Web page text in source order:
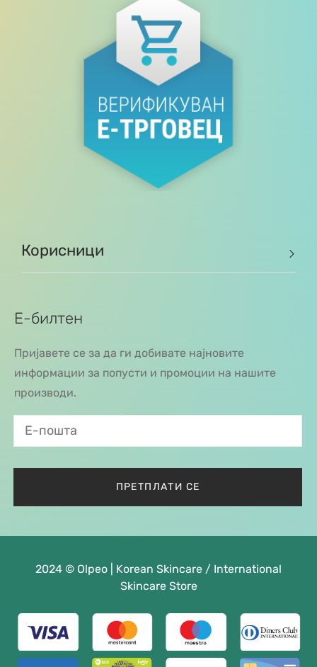
Корисници
Е-билтен
Пријавете се за да ги добивате најновите
информации за попусти и промоции на нашите
производи.
2024 © Olpeo | Korean Skincare / International
Skincare Store